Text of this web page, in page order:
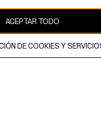
por copyright y es
ACEPTAR TODO
DE COOKIES Y